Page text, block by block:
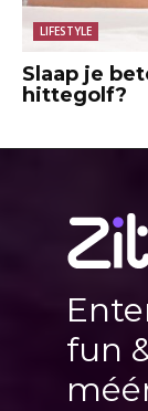
LIFESTYLE
Slaap je
hittegolf?
fun